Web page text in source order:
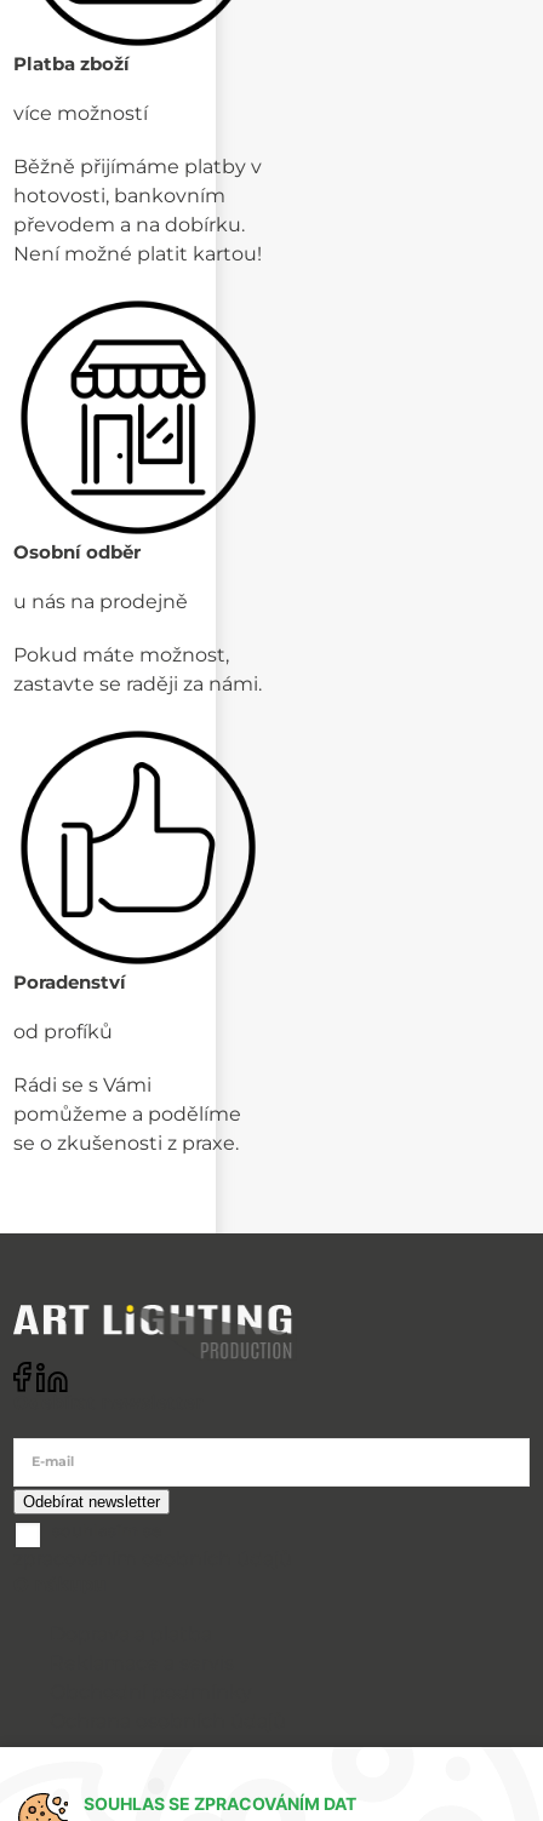
Platba zboží
více možností
Běžně přijímáme platby v
hotovosti, bankovním
převodem a na dobírku.
Není možné platit kartou!
Osobní odběr
u nás na prodejně
Pokud máte možnost,
zastavte se raději za námi.
Poradenství
od profíků
Rádi se s Vámi
pomůžeme a podělíme
se o zkušenosti z praxe.
E-mail
SOUHLAS SE ZPRACOVÁNÍM DAT